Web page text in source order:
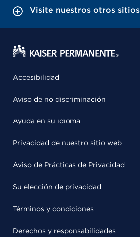
Visite nuestros otros sitios
Accesibilidad
Aviso de no discriminación
Ayuda en su idioma
Privacidad de nuestro sitio web
Aviso de Prácticas de Privacidad
Su elección de privacidad
Términos y condiciones
Derechos y responsabilidades